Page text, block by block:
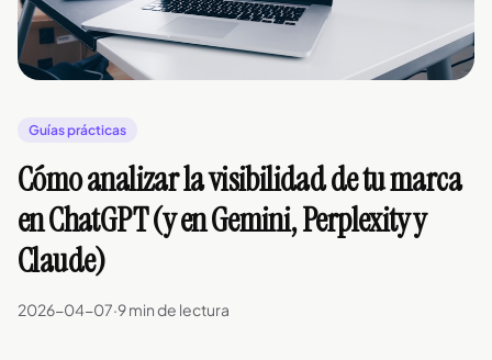
Guías prácticas
Cómo analizar la visibilidad de tu marca
en ChatGPT (y en Gemini, Perplexity y
Claude)
2026-04-07·9 min de lectura